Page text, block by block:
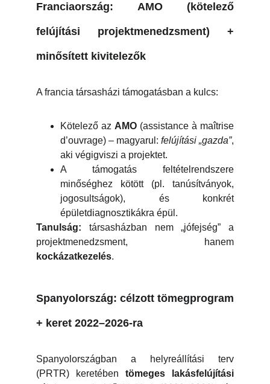
Franciaország: AMO (kötelező
felújítási projektmenedzsment) +
minősített kivitelezők
A francia társasházi támogatásban a kulcs:
Kötelező az AMO (assistance à maîtrise
d’ouvrage) – magyarul: felújítási „gazda”,
aki végigviszi a projektet.
A támogatás feltételrendszere
minőséghez kötött (pl. tanúsítványok,
jogosultságok), és konkrét
épületdiagnosztikákra épül.
Tanulság: társasházban nem „jófejség” a
projektmenedzsment, hanem
kockázatkezelés.
Spanyolország: célzott tömegprogram
+ keret 2022–2026-ra
Spanyolországban a helyreállítási terv
(PRTR) keretében tömeges lakásfelújítási